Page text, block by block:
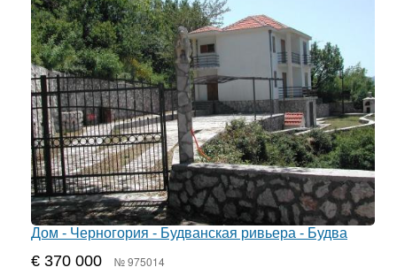
Дом - Черногория - Будванская ривьера - Будва
€ 370 000 № 975014